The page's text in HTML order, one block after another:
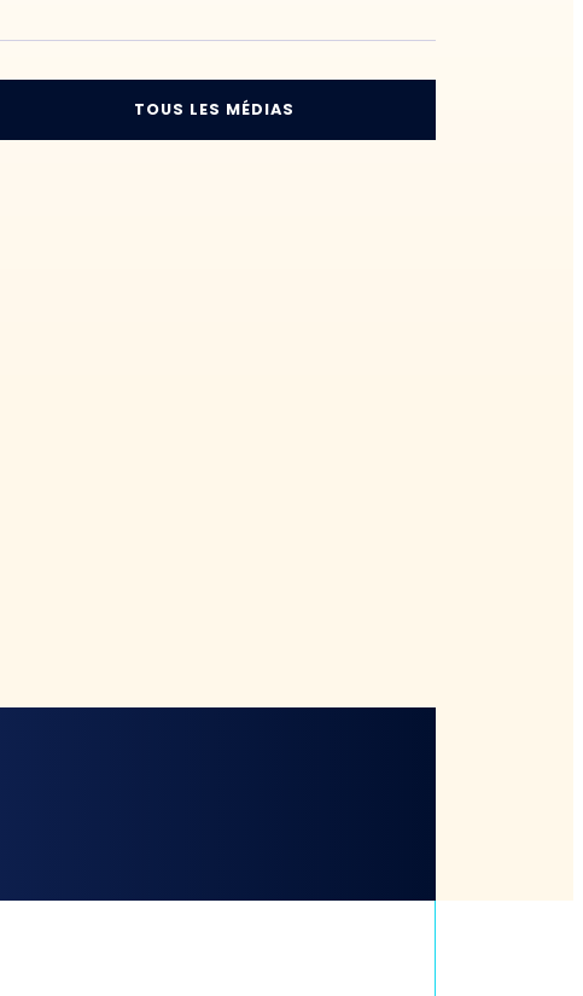
TOUS LES MÉDIAS